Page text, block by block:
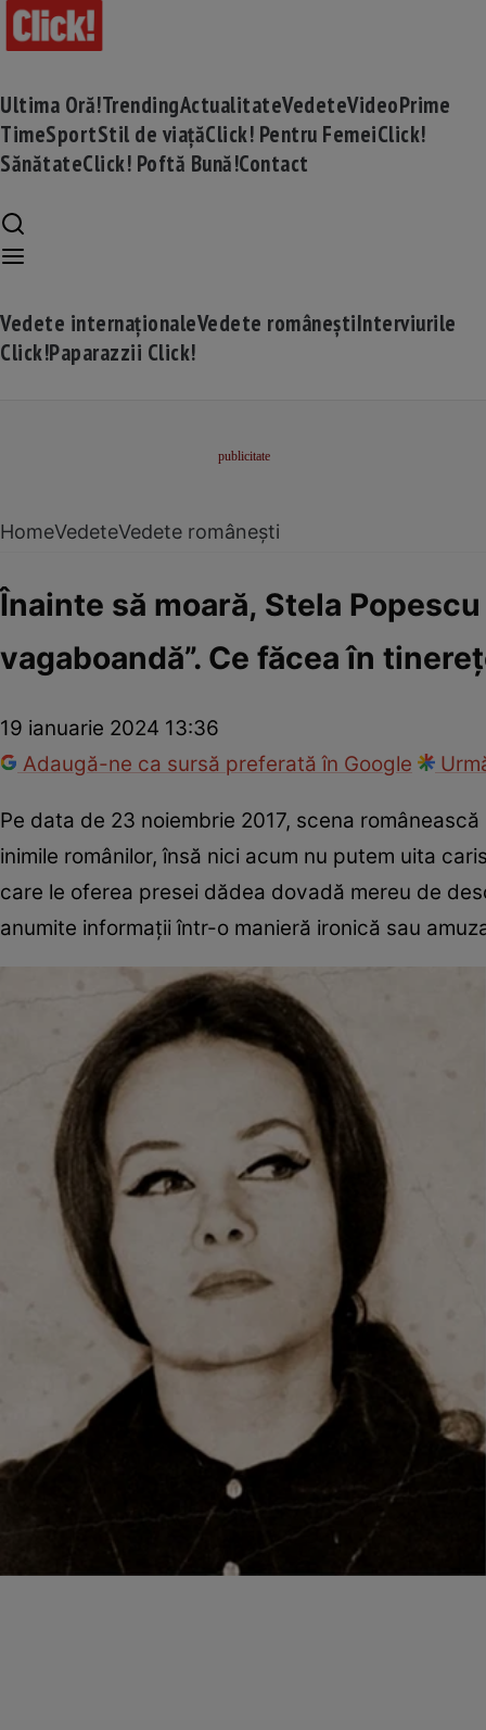
Ultima Oră!TrendingActualitateVedeteVideoPrime
TimeSportStil de viațăClick! Pentru FemeiClick!
SănătateClick! Poftă Bună!Contact
Vedete internaționaleVedete româneștiInterviurile
Click!Paparazzii Click!
HomeVedeteVedete românești
Înainte să moară, Stela
vagaboandă”. Ce făcea în
19 ianuarie 2024 13:36
Adaugă-ne ca sursă preferată în Google
Pe data de 23 noiembrie 2017, scena
inimile românilor, însă nici acum nu putem uita
care le oferea presei dădea dovadă mereu de
anumite informații într-o manieră ironică sau